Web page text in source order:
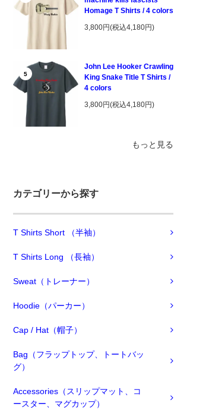
Homage T Shirts / 4 colors
3,800円(税込4,180円)
5
John Lee Hooker Crawling
King Snake Title T Shirts /
4 colors
3,800円(税込4,180円)
もっと見る
カテゴリーから探す
T Shirts Short （半袖）
T Shirts Long （長袖）
Sweat（トレーナー）
Hoodie（パーカー）
Cap / Hat（帽子）
Bag（フラップトップ、トートバッ
グ）
Accessories（スリップマット、コ
ースター、マグカップ）